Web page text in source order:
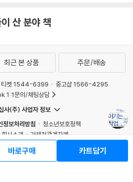
산 분야 책
바로구매 카트담기
최근 본 상품 주문/배송
티켓 1544-6399
중고샵 1566-4295
1:1문의/채팅상담
사(주) 사업자 정보
정보처리방침
청소년보호정책
회사소개
거래처관계자께